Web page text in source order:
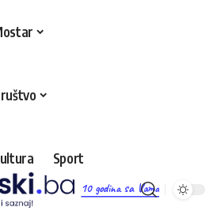
10 godina sa Vama
Sport